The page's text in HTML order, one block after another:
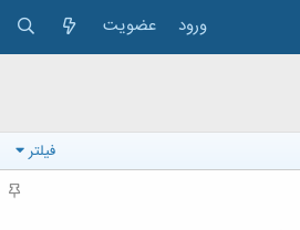
ورود عضویت
فیلتر
م